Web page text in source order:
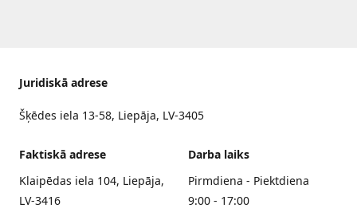
Juridiskā adrese
Šķēdes iela 13-58, Liepāja, LV-3405
Faktiskā adrese
Klaipēdas iela 104, Liepāja,
LV-3416
Darba laiks
Pirmdiena - Piektdiena
9:00 - 17:00